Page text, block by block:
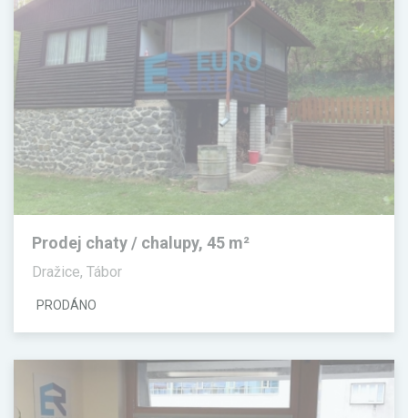
Prodej chaty / chalupy, 45 m²
Dražice, Tábor
PRODÁNO